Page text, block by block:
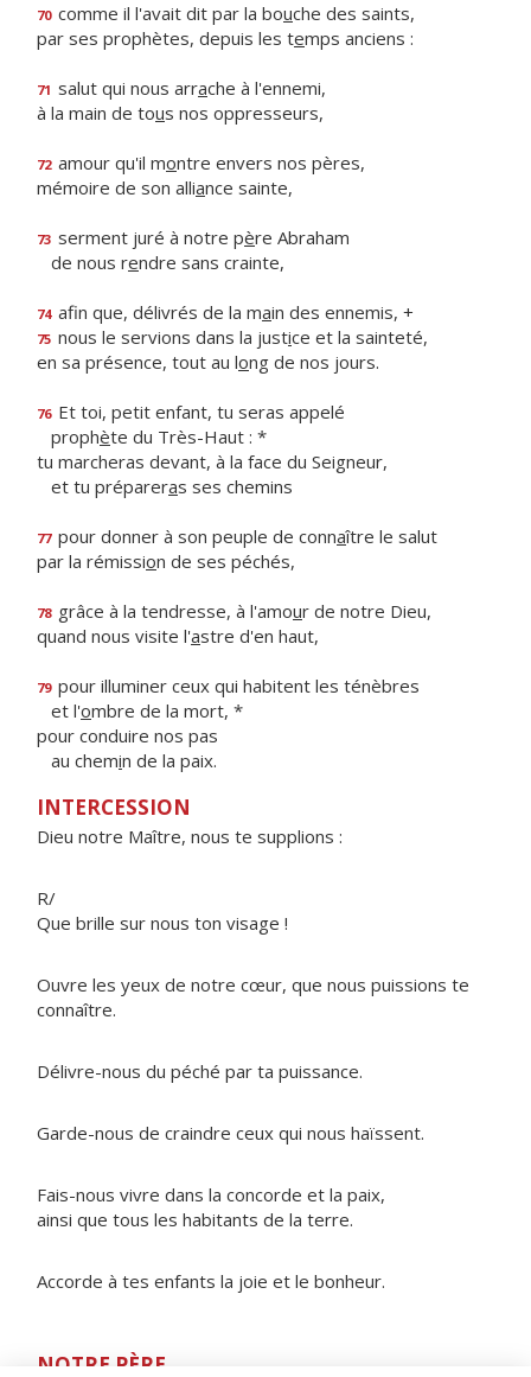
70 comme il l'avait dit par la bouche des saints,
par ses prophètes, depuis les temps anciens :
71 salut qui nous arrache à l'ennemi,
à la main de tous nos oppresseurs,
72 amour qu'il montre envers nos pères,
mémoire de son alliance sainte,
73 serment juré à notre père Abraham
de nous rendre sans crainte,
74 afin que, délivrés de la main des ennemis, +
75 nous le servions dans la justice et la sainteté,
en sa présence, tout au long de nos jours.
76 Et toi, petit enfant, tu seras appelé
prophète du Très-Haut : *
tu marcheras devant, à la face du Seigneur,
et tu prépareras ses chemins
77 pour donner à son peuple de connaître le salut
par la rémission de ses péchés,
78 grâce à la tendresse, à l'amour de notre Dieu,
quand nous visite l'astre d'en haut,
79 pour illuminer ceux qui habitent les ténèbres
et l'ombre de la mort, *
pour conduire nos pas
au chemin de la paix.
INTERCESSION
Dieu notre Maître, nous te supplions :
R/
Que brille sur nous ton visage !
Ouvre les yeux de notre cœur, que nous puissions te
connaître.
Délivre-nous du péché par ta puissance.
Garde-nous de craindre ceux qui nous haïssent.
Fais-nous vivre dans la concorde et la paix,
ainsi que tous les habitants de la terre.
Accorde à tes enfants la joie et le bonheur.
NOTRE PÈRE